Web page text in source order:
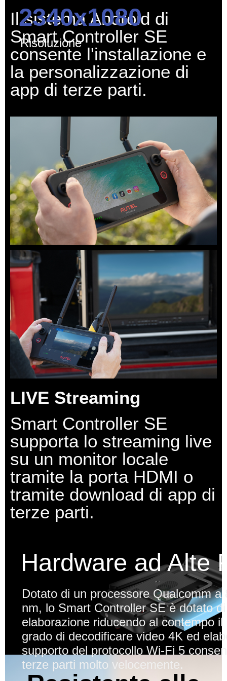
2340x1080
Risoluzione
Il sistema Android di
Smart Controller SE
consente l'installazione e
la personalizzazione di
app di terze parti.
LIVE Streaming
Smart Controller SE
supporta lo streaming live
su un monitor locale
tramite la porta HDMI o
tramite download di app di
terze parti.
Hardware ad Alte
Dotato di un processore Qualcomm
nm, lo Smart Controller SE è dotato
elaborazione riducendo al contempo
grado di decodificare video 4K ed
supporto del protocollo Wi-Fi 5
terze parti molto velocemente.